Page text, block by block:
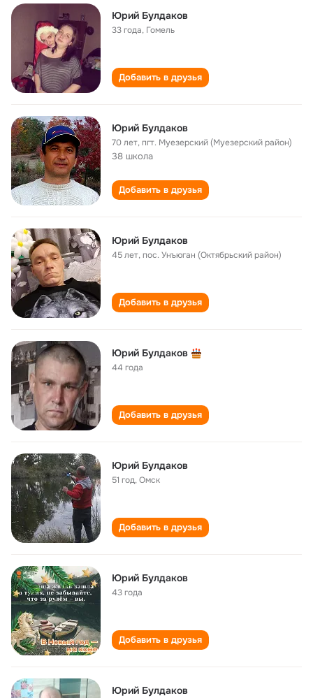
Юрий Булдаков
33 года, Гомель
Добавить в друзья
Юрий Булдаков
70 лет,пгт. Муезерский (Муезерский район)
38 школа
Добавить в друзья
Юрий Булдаков
45 лет,пос. Унъюган (Октябрьский район)
Добавить в друзья
Юрий Булдаков
44 года
Добавить в друзья
Юрий Булдаков
51 год,Омск
Добавить в друзья
Юрий Булдаков
43 года
Добавить в друзья
Юрий Булдаков